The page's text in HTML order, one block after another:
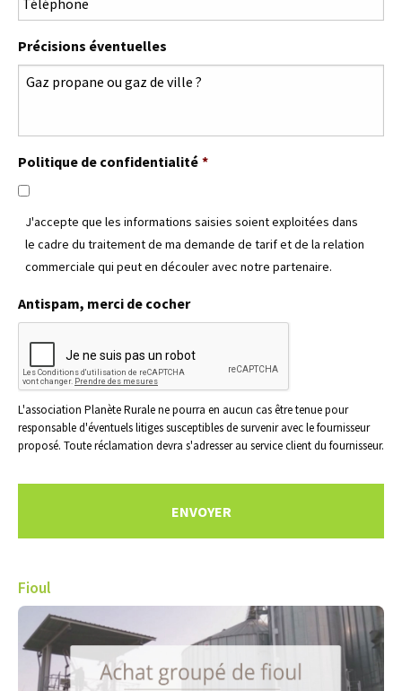
Précisions éventuelles
Politique de confidentialité *
J'accepte que les informations saisies soient exploitées dans
le cadre du traitement de ma demande de tarif et de la relation
commerciale qui peut en découler avec notre partenaire.
Antispam, merci de cocher
L'association Planète Rurale ne pourra en aucun cas être tenue pour
responsable d'éventuels litiges susceptibles de survenir avec le fournisseur
proposé. Toute réclamation devra s'adresser au service client du fournisseur.
Fioul